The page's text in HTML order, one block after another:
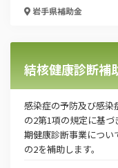
岩手県補助金
結核健康診断補
感染症の予防及び感染
の2第1項の規定に基
期健康診断事業につい
の2を補助します。